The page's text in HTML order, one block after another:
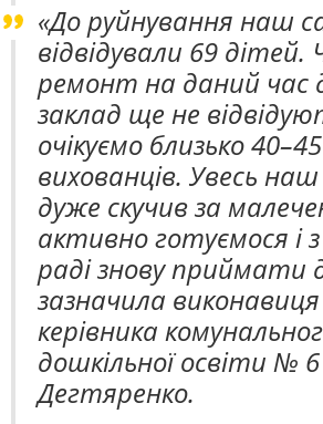
«До руйнування наш
відвідували 69 дітей.
ремонт на даний час
заклад ще не
очікуємо близько 40–45
вихованців. Увесь
дуже скучив за
активно готуємося і
раді знову приймати
зазначила виконавиця
керівника
дошкільної освіти №
Дегтяренко.